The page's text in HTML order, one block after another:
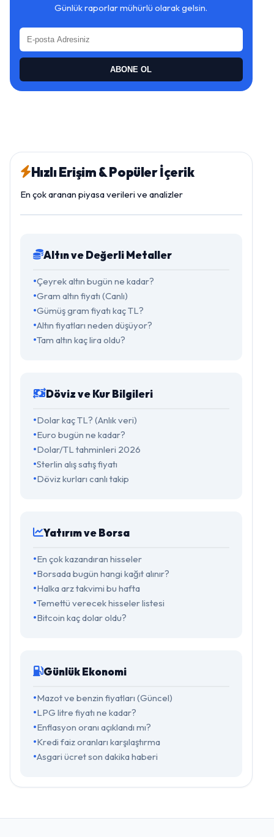
Günlük raporlar mühürlü olarak gelsin.
ABONE OL
Hızlı Erişim & Popüler İçerik
En çok aranan piyasa verileri ve analizler
Altın ve Değerli Metaller
Çeyrek altın bugün ne kadar?
Gram altın fiyatı (Canlı)
Gümüş gram fiyatı kaç TL?
Altın fiyatları neden düşüyor?
Tam altın kaç lira oldu?
Döviz ve Kur Bilgileri
Dolar kaç TL? (Anlık veri)
Euro bugün ne kadar?
Dolar/TL tahminleri 2026
Sterlin alış satış fiyatı
Döviz kurları canlı takip
Yatırım ve Borsa
En çok kazandıran hisseler
Borsada bugün hangi kağıt alınır?
Halka arz takvimi bu hafta
Temettü verecek hisseler listesi
Bitcoin kaç dolar oldu?
Günlük Ekonomi
Mazot ve benzin fiyatları (Güncel)
LPG litre fiyatı ne kadar?
Enflasyon oranı açıklandı mı?
Kredi faiz oranları karşılaştırma
Asgari ücret son dakika haberi